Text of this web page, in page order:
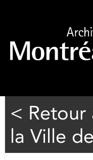
< Retour
la Ville